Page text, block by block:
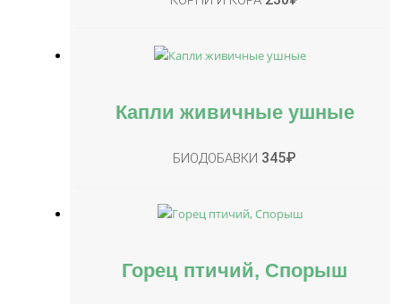
Капли живичные ушные
БИОДОБАВКИ 345₽
Горец птичий, Спорыш